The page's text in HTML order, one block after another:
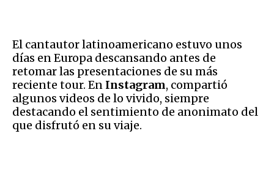
El cantautor latinoamericano estuvo unos
días en Europa descansando antes de
retomar las presentaciones de su más
reciente tour. En Instagram, compartió
algunos videos de lo vivido, siempre
destacando el sentimiento de anonimato del
que disfrutó en su viaje.